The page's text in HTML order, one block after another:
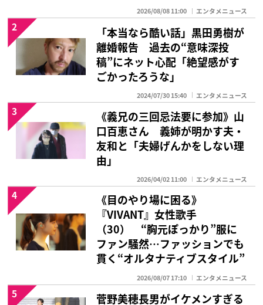
2026/08/08 11:00 エンタメニュース
「本当なら酷い話」黒田勇樹が
離婚報告 過去の“意味深投
稿”にネット心配「絶望感がす
ごかったろうな」
2024/07/30 15:40 エンタメニュース
2
《義兄の三回忌法要に参加》山
口百恵さん 義姉が明かす夫・
友和と「夫婦げんかをしない理
由」
2026/04/02 11:00 エンタメニュース
3
《目のやり場に困る》
『VIVANT』女性歌手
（30） “胸元ぽっかり”服に
ファン騒然…ファッションでも
貫く“オルタナティブスタイル”
2026/08/07 17:10 エンタメニュース
4
菅野美穂長男がイケメンすぎる
5